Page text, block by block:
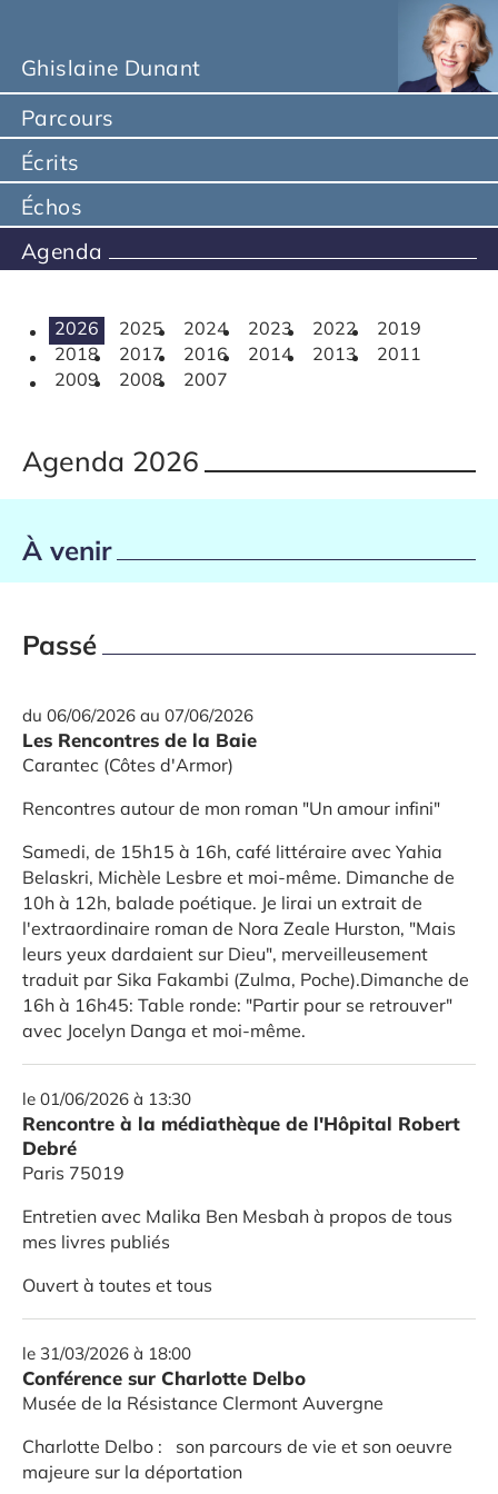
Ghislaine Dunant
Parcours
Écrits
Échos
Agenda
Agenda
2026 Agenda
2025 Agenda
2024 Agenda
2023 Agenda
2022 Agenda
2019
Agenda
2018 Agenda
2017 Agenda
2016 Agenda
2014 Agenda
2013 Agenda
2011
Agenda
2009 Agenda
2008 Agenda
2007
Agenda 2026
À venir
Passé
du 06/06/2026 au 07/06/2026
Les Rencontres de la Baie
Carantec (Côtes d'Armor)
Rencontres autour de mon roman "Un amour infini"
Samedi, de 15h15 à 16h, café littéraire avec Yahia
Belaskri, Michèle Lesbre et moi-même. Dimanche de
10h à 12h, balade poétique. Je lirai un extrait de
l'extraordinaire roman de Nora Zeale Hurston, "Mais
leurs yeux dardaient sur Dieu", merveilleusement
traduit par Sika Fakambi (Zulma, Poche).Dimanche de
16h à 16h45: Table ronde: "Partir pour se retrouver"
avec Jocelyn Danga et moi-même.
le 01/06/2026 à 13:30
Rencontre à la médiathèque de l'Hôpital Robert
Debré
Paris 75019
Entretien avec Malika Ben Mesbah à propos de tous
mes livres publiés
Ouvert à toutes et tous
le 31/03/2026 à 18:00
Conférence sur Charlotte Delbo
Musée de la Résistance Clermont Auvergne
Charlotte Delbo : son parcours de vie et son oeuvre
majeure sur la déportation